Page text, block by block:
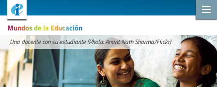
Mundos de la Educación
Una docente con su estudiante (Photo: Anant Nath Sharma/Flickr)